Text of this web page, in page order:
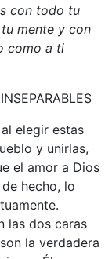
con todo tu
mente y con
como a ti
elegir estas
y unirlas,
el amor a Dios
hecho, lo
las dos caras
la verdadera